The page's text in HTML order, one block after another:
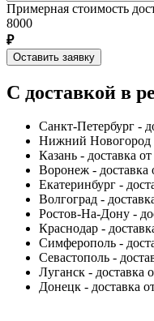
Примерная стоимость
8000
₽
Оставить заявку
С доставкой в
Санкт-Петербург -
Нижний Новогород
Казань - доставка
Воронеж - доставка
Екатеринбург -
Волгоград -
Ростов-На-Дону -
Краснодар -
Симферополь -
Севастополь -
Луганск - доставка
Донецк - доставка